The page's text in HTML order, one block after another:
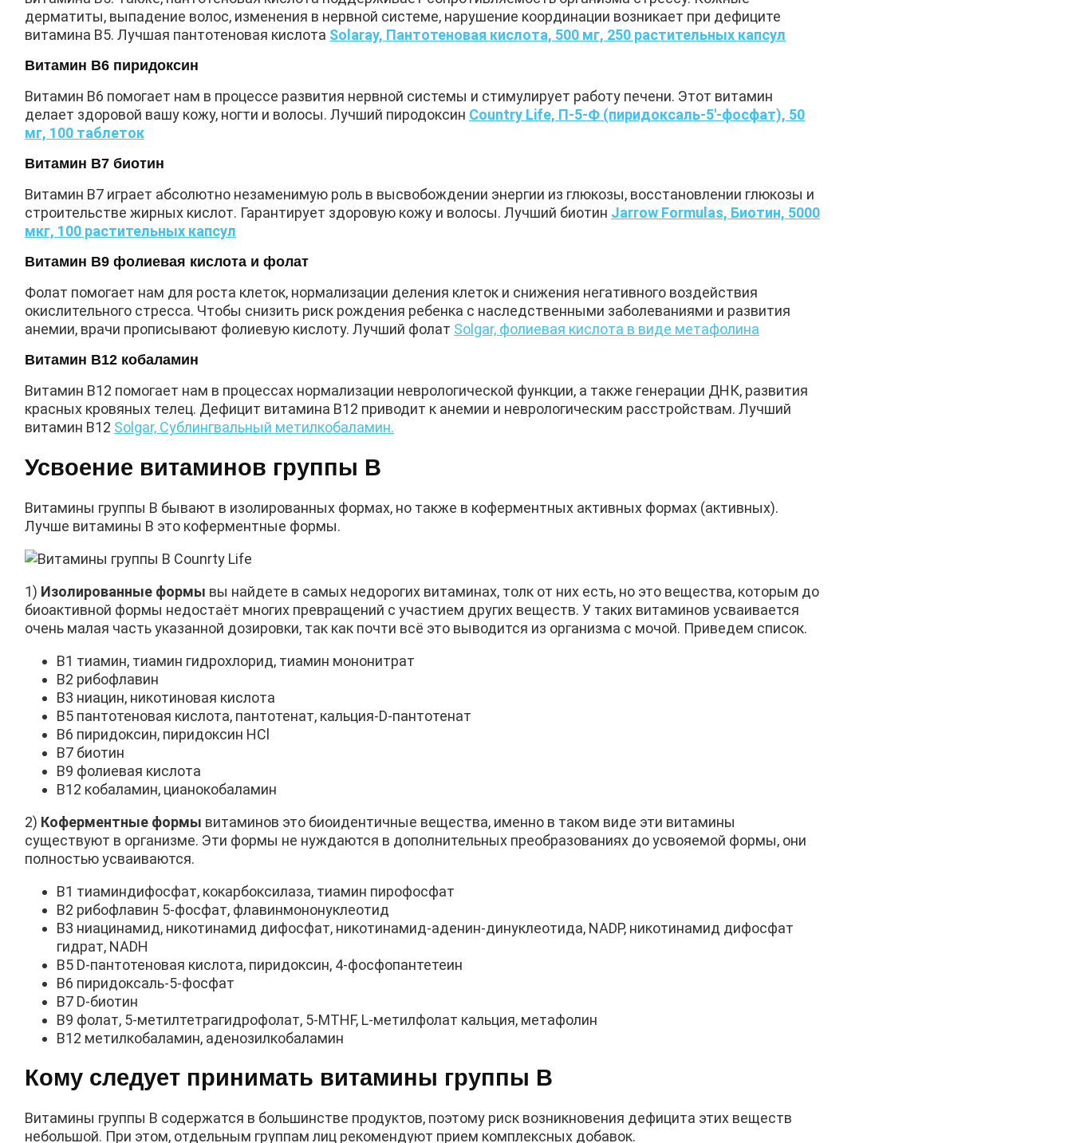
дерматиты, выпадение волос, изменения в нервной системе, нарушение координации возникает при дефиците
витамина В5. Лучшая пантотеновая кислота Solaray, Пантотеновая кислота, 500 мг, 250 растительных капсул
Витамин В6 пиридоксин
Витамин В6 помогает нам в процессе развития нервной системы и стимулирует работу печени. Этот витамин
делает здоровой вашу кожу, ногти и волосы. Лучший пиродоксин Country Life, П-5-Ф (пиридоксаль-5′-фосфат), 50
мг, 100 таблеток
Витамин В7 биотин
Витамин В7 играет абсолютно незаменимую роль в высвобождении энергии из глюкозы, восстановлении глюкозы и
строительстве жирных кислот. Гарантирует здоровую кожу и волосы. Лучший биотин Jarrow Formulas, Биотин, 5000
мкг, 100 растительных капсул
Витамин В9 фолиевая кислота и фолат
Фолат помогает нам для роста клеток, нормализации деления клеток и снижения негативного воздействия
окислительного стресса. Чтобы снизить риск рождения ребенка с наследственными заболеваниями и развития
анемии, врачи прописывают фолиевую кислоту. Лучший фолат Solgar, фолиевая кислота в виде метафолина
Витамин В12 кобаламин
Витамин В12 помогает нам в процессах нормализации неврологической функции, а также генерации ДНК, развития
красных кровяных телец. Дефицит витамина В12 приводит к анемии и неврологическим расстройствам. Лучший
витамин В12 Solgar, Сублингвальный метилкобаламин.
Усвоение витаминов группы В
Витамины группы В бывают в изолированных формах, но также в коферментных активных формах (активных).
Лучше витамины В это коферментные формы.
1) Изолированные формы вы найдете в самых недорогих витаминах, толк от них есть, но это вещества, которым до
биоактивной формы недостаёт многих превращений с участием других веществ. У таких витаминов усваивается
очень малая часть указанной дозировки, так как почти всё это выводится из организма с мочой. Приведем список.
В1 тиамин, тиамин гидрохлорид, тиамин мононитрат
В2 рибофлавин
В3 ниацин, никотиновая кислота
В5 пантотеновая кислота, пантотенат, кальция-D-пантотенат
В6 пиридоксин, пиридоксин HCl
В7 биотин
В9 фолиевая кислота
В12 кобаламин, цианокобаламин
2) Коферментные формы витаминов это биоидентичные вещества, именно в таком виде эти витамины
существуют в организме. Эти формы не нуждаются в дополнительных преобразованиях до усвояемой формы, они
полностью усваиваются.
B1 тиаминдифосфат, кокарбоксилаза, тиамин пирофосфат
B2 рибофлавин 5-фосфат, флавинмононуклеотид
B3 ниацинамид, никотинамид дифосфат, никотинамид-аденин-динуклеотида, NADP, никотинамид дифосфат
гидрат, NADH
B5 D-пантотеновая кислота, пиридоксин, 4-фосфопантетеин
B6 пиридоксаль-5-фосфат
B7 D-биотин
B9 фолат, 5-метилтетрагидрофолат, 5-MTHF, L-метилфолат кальция, метафолин
B12 метилкобаламин, аденозилкобаламин
Кому следует принимать витамины группы B
Витамины группы В содержатся в большинстве продуктов, поэтому риск возникновения дефицита этих веществ
небольшой. При этом, отдельным группам лиц рекомендуют прием комплексных добавок.